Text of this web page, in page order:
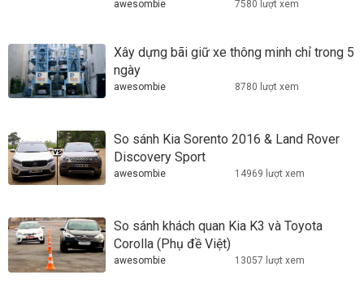
awesombie 7580 lượt xem
Xây dựng bãi giữ xe thông minh chỉ trong 5
ngày
awesombie 8780 lượt xem
So sánh Kia Sorento 2016 & Land Rover
Discovery Sport
awesombie 14969 lượt xem
So sánh khách quan Kia K3 và Toyota
Corolla (Phụ đề Việt)
awesombie 13057 lượt xem